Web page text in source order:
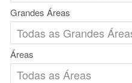
Grandes Áreas
Áreas